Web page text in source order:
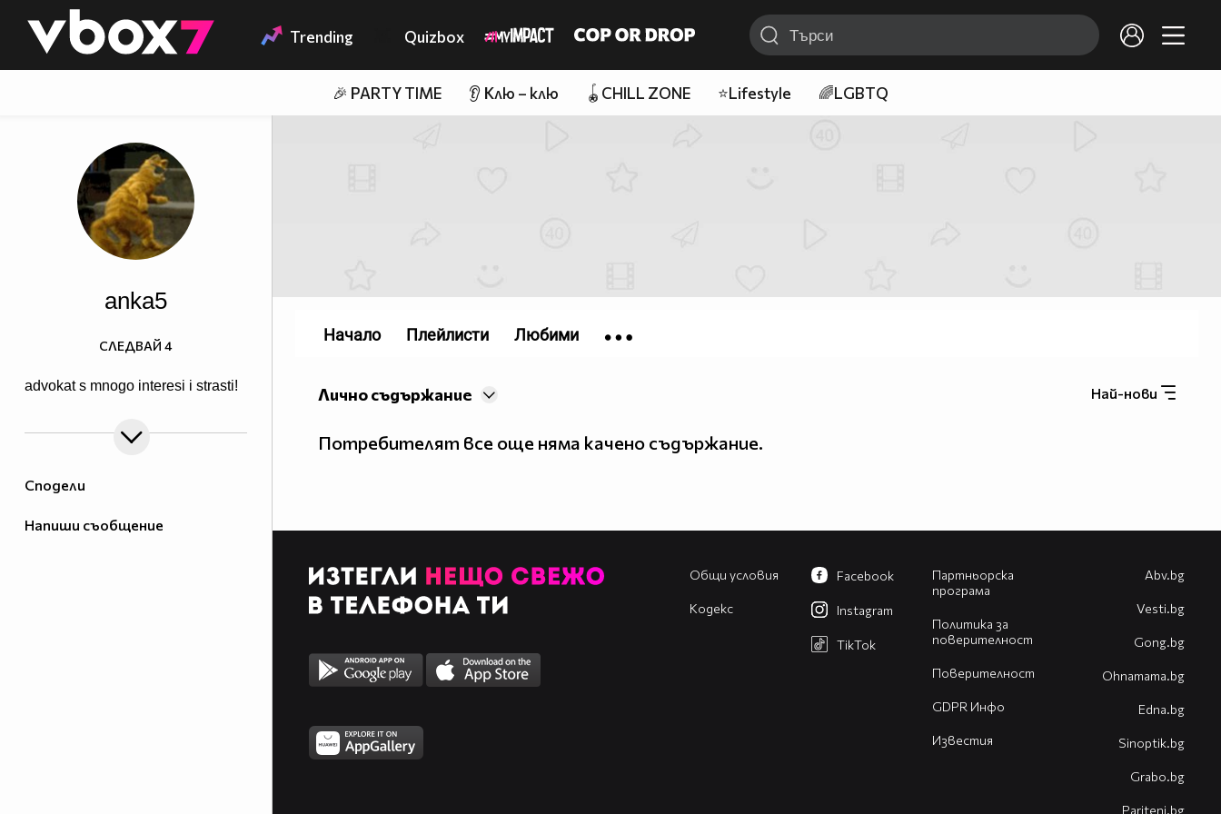
👾 Trending Quizbox
🎉 PARTY TIME 👂 Клю – клю 🪀CHILL ZONE ⭐Lifestyle 🌈LGBTQ
Сподели
Напиши съобщение
anka5
advokat s mnogo interesi i strasti!
СЛЕДВАЙ 4
Най-нови
Лично съдържание
Потребителят все още няма качено съдържание.
Начало Плейлисти Любими
Общи условия
Кодекс
Партньорска
програма
Политика за
поверителност
Поверителност
GDPR Инфо
Известия
Facebook
Instagram
TikTok
Abv.bg
Vesti.bg
Gong.bg
Оhnamama.bg
Edna.bg
Sinoptik.bg
Grabo.bg
Pariteni.bg